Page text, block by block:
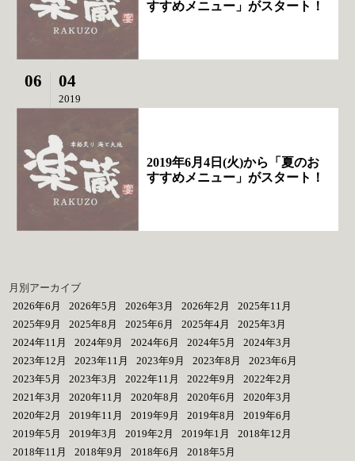
すすめメニュー」がスタート！
06 04
2019
2019年6月4日(火)から「夏のお
すすめメニュー」がスタート！
月別アーカイブ
2026年6月
2026年5月 2026年3月 2026年2月
2025年11月
2025年9月
2025年8月 2025年6月 2025年4月
2025年3月
2024年11月
2024年9月 2024年6月 2024年5月
2024年3月
2023年12月
2023年11月 2023年9月 2023年8月
2023年6月
2023年5月
2023年3月 2022年11月 2022年9月
2022年2月
2021年3月
2020年11月 2020年8月 2020年6月
2020年3月
2020年2月
2019年11月 2019年9月 2019年8月
2019年6月
2019年5月
2019年3月 2019年2月 2019年1月
2018年12月
2018年11月
2018年9月 2018年6月 2018年5月